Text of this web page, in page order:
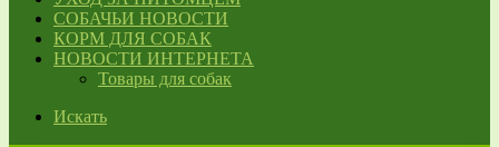
СОБАЧЬИ НОВОСТИ
КОРМ ДЛЯ СОБАК
НОВОСТИ ИНТЕРНЕТА
Товары для собак
Искать